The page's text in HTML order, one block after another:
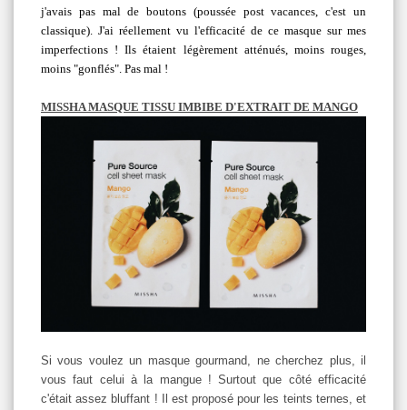
j'avais pas mal de boutons (poussée post vacances, c'est un
classique). J'ai réellement vu l'efficacité de ce masque sur mes
imperfections ! Ils étaient légèrement atténués, moins rouges,
moins "gonflés". Pas mal !
MISSHA MASQUE TISSU IMBIBE D'EXTRAIT DE MANGO
Si vous voulez un masque gourmand, ne cherchez plus, il
vous faut celui à la mangue ! Surtout que côté efficacité
c'était assez bluffant ! Il est proposé pour les teints ternes, et